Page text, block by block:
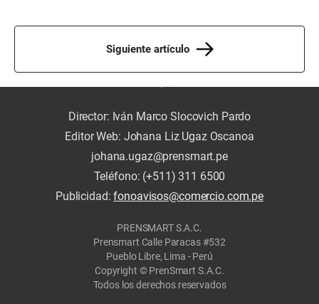
Siguiente artículo
Director: Iván Marco Slocovich Pardo
Editor Web: Johana Liz Ugaz Oscanoa
johana.ugaz@prensmart.pe
Teléfono: (+511) 311 6500
Publicidad:fonoavisos@comercio.com.pe
PRENSMART S.A.C.
Prensmart Calle Paracas #532
Pueblo Libre, Lima - Perú
Copyright © PrenSmart S.A.C.
Todos los derechos reservados